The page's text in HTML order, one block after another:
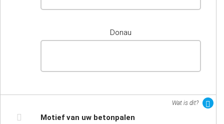
Donau
Wat is dit?
Motief van uw betonpalen